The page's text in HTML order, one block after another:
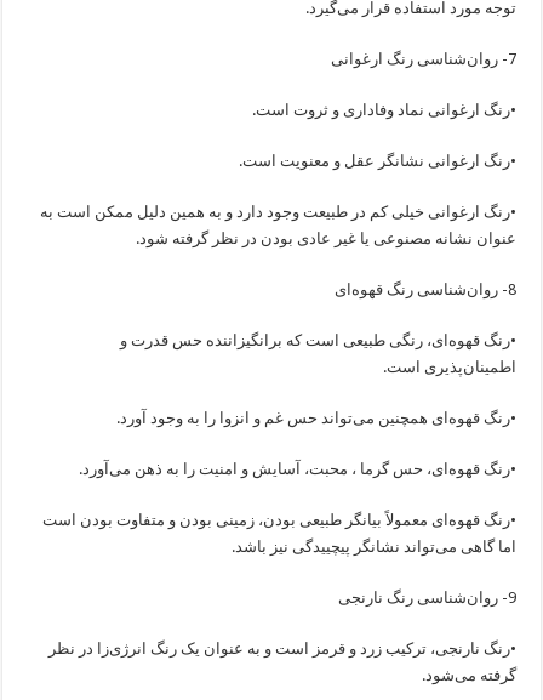
توجه مورد استفاده قرار می‌گیرد.
7- روان‌شناسی رنگ ارغوانی
•رنگ ارغوانی نماد وفاداری و ثروت است.
•رنگ ارغوانی نشانگر عقل و معنویت است.
•رنگ ارغوانی خیلی کم در طبیعت وجود دارد و به همین دلیل ممکن است به
عنوان نشانه مصنوعی یا غیر عادی بودن در نظر گرفته شود.
8- روان‌شناسی رنگ قهوه‌ای
•رنگ قهوه‌ای، رنگی طبیعی است که برانگیزاننده حس قدرت و
اطمینان‌پذیری است.
•رنگ قهوه‌ای همچنین می‌تواند حس غم و انزوا را به وجود آورد.
•رنگ قهوه‌ای، حس گرما ، محبت، آسایش و امنیت را به ذهن می‌آورد.
•رنگ قهوه‌ای معمولاً بیانگر طبیعی بودن، زمینی بودن و متفاوت بودن است
اما گاهی می‌تواند نشانگر پیچییدگی نیز باشد.
9- روان‌شناسی رنگ نارنجی
•رنگ نارنجی، ترکیب زرد و قرمز است و به عنوان یک رنگ انرژی‌زا در نظر
گرفته می‌شود.